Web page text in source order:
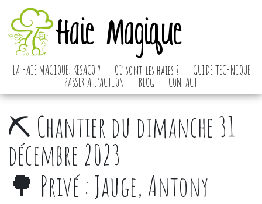
Haie Magique
LA HAIE MAGIQUE, KESACO ? Où sont les haies ?
GUIDE TECHNIQUE
PASSER A L’ACTION
BLOG CONTACT
⛏️ Chantier du dimanche 31
décembre 2023
🌳 Privé : Jauge, Antony